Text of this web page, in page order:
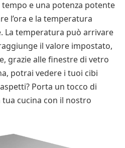
e una potenza potente
l’ora e la temperatura
La temperatura può arrivare
il valore impostato,
grazie alle finestre di vetro
potrai vedere i tuoi cibi
Porta un tocco di
cucina con il nostro